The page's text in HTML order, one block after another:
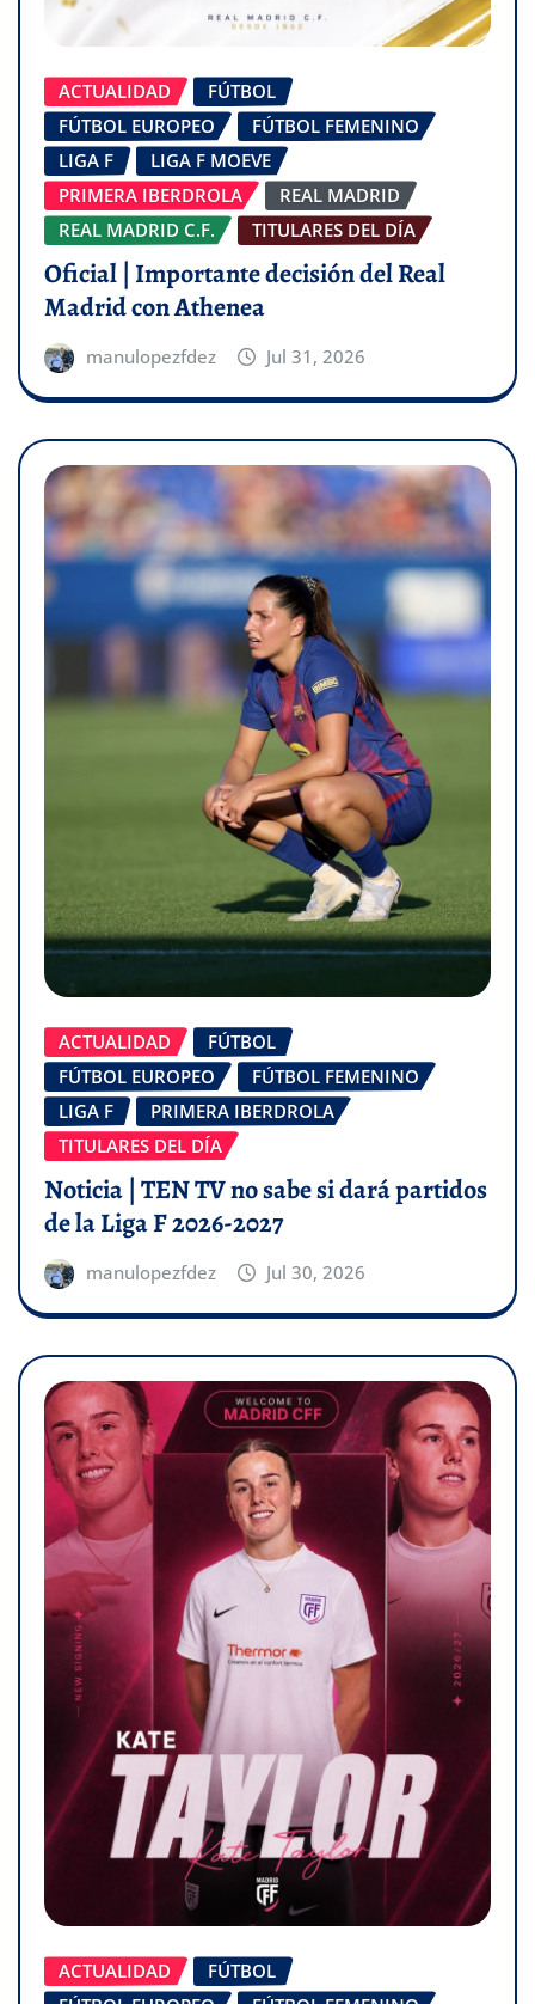
ACTUALIDAD
FÚTBOL
FÚTBOL EUROPEO
FÚTBOL FEMENINO
LIGA F
LIGA F MOEVE
PRIMERA IBERDROLA
REAL MADRID
REAL MADRID C.F.
TITULARES DEL DÍA
Oficial | Importante decisión del Real
Madrid con Athenea
manulopezfdez Jul 31, 2026
ACTUALIDAD
FÚTBOL
FÚTBOL EUROPEO
FÚTBOL FEMENINO
LIGA F
PRIMERA IBERDROLA
TITULARES DEL DÍA
Noticia | TEN TV no sabe si dará partidos
de la Liga F 2026-2027
manulopezfdez Jul 30, 2026
ACTUALIDAD
FÚTBOL